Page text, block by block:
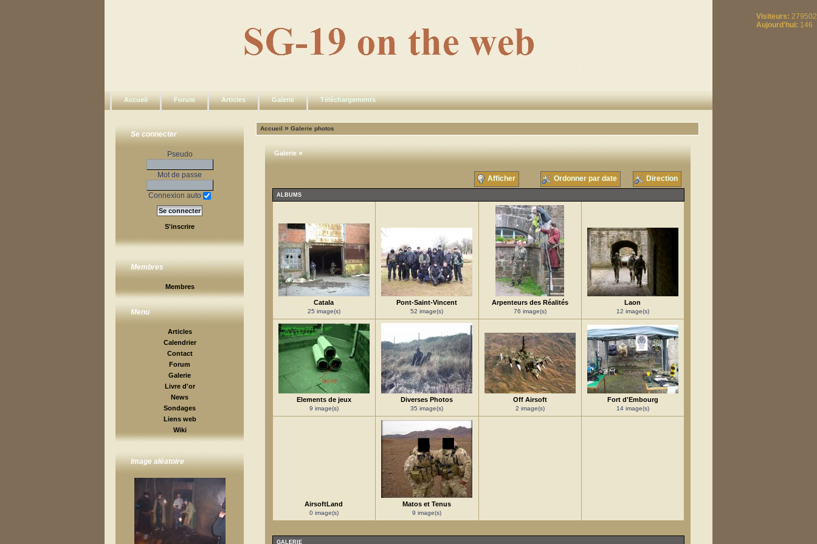
Accueil Forum Articles Galerie Téléchargements
Visiteurs: 279502
Aujourd'hui: 146
Se connecter
Pseudo
Mot de passe
Connexion auto
S'inscrire
Membres
Membres
Menu
Articles
Calendrier
Contact
Forum
Galerie
Livre d'or
News
Sondages
Liens web
Wiki
Image aléatoire
Accueil »Galerie photos
Galerie»
Afficher Ordonner par date Direction
ALBUMS
Catala
25 image(s)
Pont-Saint-Vincent
52 image(s)
Arpenteurs des Réalités
76 image(s)
Laon
12 image(s)
Elements de jeux
9 image(s)
Diverses Photos
35 image(s)
Off Airsoft
2 image(s)
Fort d'Embourg
14 image(s)
AirsoftLand
0 image(s)
Matos et Tenus
9 image(s)
GALERIE